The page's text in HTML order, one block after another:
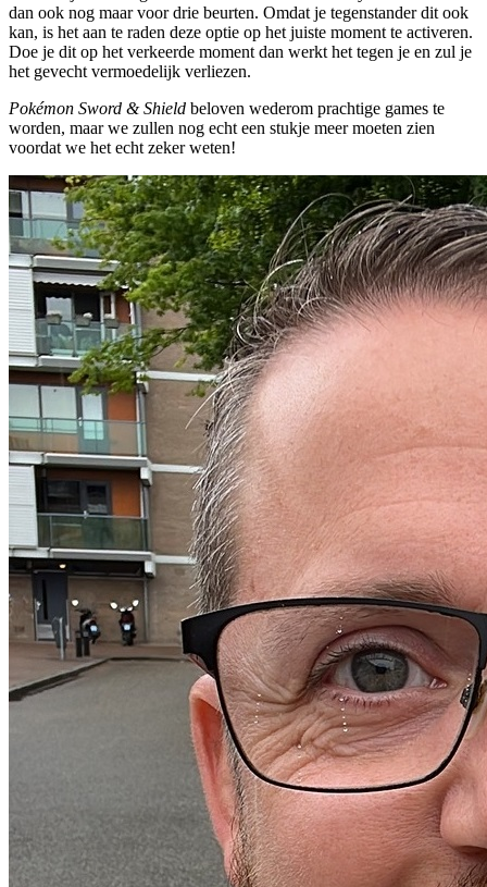
dan ook nog maar voor drie beurten. Omdat je tegenstander dit ook
kan, is het aan te raden deze optie op het juiste moment te activeren.
Doe je dit op het verkeerde moment dan werkt het tegen je en zul je
het gevecht vermoedelijk verliezen.
Pokémon Sword & Shield beloven wederom prachtige games te
worden, maar we zullen nog echt een stukje meer moeten zien
voordat we het echt zeker weten!